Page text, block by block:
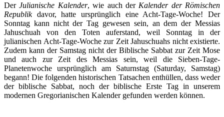
DerJulianische Kalender, wie auch der Kalender der Römischen
Republikdavor, hatte ursprünglich eine Acht-Tage-Woche! Der
Sonntag kann nicht der Tag gewesen sein, an dem der Messias
Jahuschuah von den Toten auferstand, weil Sonntag in der
julianischen Acht-Tage-Woche zur Zeit Jahuschuahs nicht existierte.
Zudem kann der Samstag nicht der Biblische Sabbat zur Zeit Mose
und auch zur Zeit des Messias sein, weil die Sieben-Tage-
Planetenwoche ursprünglich am Saturnstag (Saturday, Samstag)
begann! Die folgenden historischen Tatsachen enthüllen, dass weder
der biblische Sabbat, noch der biblische Erste Tag in unserem
modernen Gregorianischen Kalender gefunden werden können.